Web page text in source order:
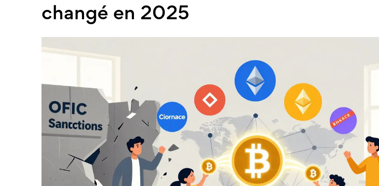
changé en 2025